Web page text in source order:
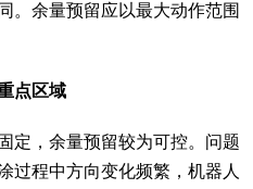
。余量预留应以最大动作范围
点区域
定，余量预留较为可控。问题
过程中方向变化频繁，机器人